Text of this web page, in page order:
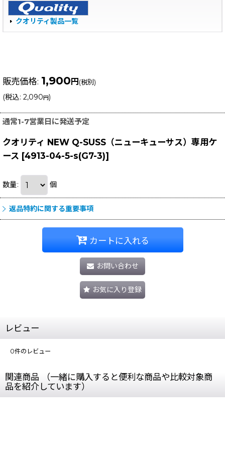
クオリティ製品一覧
販売価格: 1,900 円 (税別)
(税込: 2,090円)
通常1-7営業日に発送予定
クオリティ NEW Q-SUSS（ニューキューサス）専用ケ
ース [4913-04-5-s(G7-3)]
数量: 個
返品特約に関する重要事項
カートに入れる
お問い合わせ
お気に入り登録
レビュー
0件のレビュー
関連商品 （一緒に購入すると便利な商品や比較対象商
品を紹介しています）